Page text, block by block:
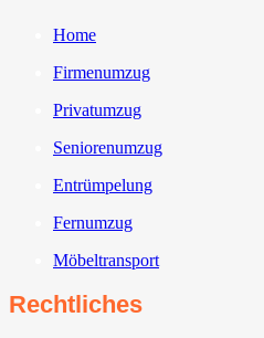
Home
Firmenumzug
Privatumzug
Seniorenumzug
Entrümpelung
Fernumzug
Möbeltransport
Rechtliches